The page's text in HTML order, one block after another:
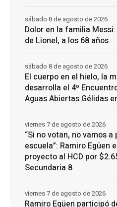
Dolor en la familia
de Lionel, a los 68 años
sábado 8 de agosto de 2026
El cuerpo en el hielo, la
desarrolla el 4º
Aguas Abiertas Gélidas
sábado 8 de agosto de 2026
“Si no votan, no vamos
escuela”: Ramiro Egüen
proyecto al HCD por
Secundaria 8
viernes 7 de agosto de 2026
Ramiro Egüen participó
viernes 7 de agosto de 2026